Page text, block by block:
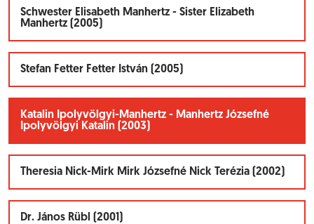
Schwester Elisabeth Manhertz - Sister Elizabeth
Manhertz (2005)
Stefan Fetter Fetter István (2005)
Katalin Ipolyvölgyi-Manhertz - Manhertz Józsefné
Ipolyvölgyi Katalin (2003)
Theresia Nick-Mirk Mirk Józsefné Nick Terézia (2002)
Dr. János Rübl (2001)